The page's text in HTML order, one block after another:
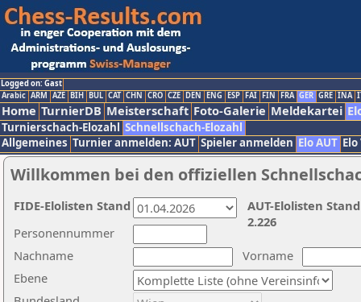
Logged on: Gast
Arabic ARM AZE BIH BUL CAT CHN CRO CZE DEN ENG ESP FAI FIN FRA GER GRE INA
Home TurnierDB Meisterschaft Foto-Galerie Meldekartei
Turnierschach-Elozahl Schnellschach-Elozahl
Allgemeines Turnier anmelden: AUT Spieler anmelden Elo AUT
Willkommen bei den offiziellen
Nachname
Vorname
Ebene
Personennummer
AUT-Elolisten
2.226
FIDE-Elolisten Stand